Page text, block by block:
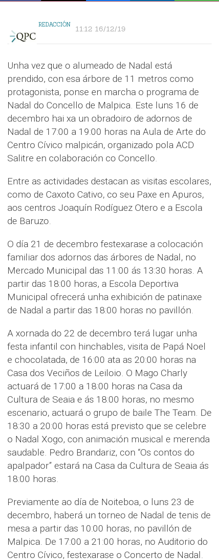
REDACCIÓN 11:12 16/12/19
Unha vez que o alumeado de Nadal está
prendido, con esa árbore de 11 metros como
protagonista, ponse en marcha o programa de
Nadal do Concello de Malpica. Este luns 16 de
decembro hai xa un obradoiro de adornos de
Nadal de 17:00 a 19:00 horas na Aula de Arte do
Centro Cívico malpicán, organizado pola ACD
Salitre en colaboración co Concello.
Entre as actividades destacan as visitas escolares,
como de Caxoto Cativo, co seu Paxe en Apuros,
aos centros Joaquín Rodíguez Otero e a Escola
de Baruzo.
O día 21 de decembro festexarase a colocación
familiar dos adornos das árbores de Nadal, no
Mercado Municipal das 11:00 ás 13:30 horas. A
partir das 18:00 horas, a Escola Deportiva
Municipal ofrecerá unha exhibición de patinaxe
de Nadal a partir das 18:00 horas no pavillón.
A xornada do 22 de decembro terá lugar unha
festa infantil con hinchables, visita de Papá Noel
e chocolatada, de 16:00 ata as 20:00 horas na
Casa dos Veciños de Leiloio. O Mago Charly
actuará de 17:00 a 18:00 horas na Casa da
Cultura de Seaia e ás 18:00 horas, no mesmo
escenario, actuará o grupo de baile The Team. De
18:30 a 20:00 horas está previsto que se celebre
o Nadal Xogo, con animación musical e merenda
saudable. Pedro Brandariz, con “Os contos do
apalpador” estará na Casa da Cultura de Seaia ás
18:00 horas.
Previamente ao día de Noiteboa, o luns 23 de
decembro, haberá un torneo de Nadal de tenis de
mesa a partir das 10:00 horas, no pavillón de
Malpica. De 17:00 a 21:00 horas, no Auditorio do
Centro Cívico, festexarase o Concerto de Nadal.